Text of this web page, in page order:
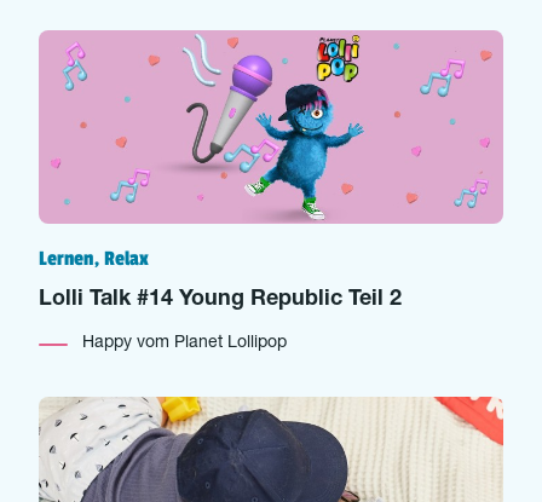
Lernen, Relax
Lolli Talk #14 Young Republic Teil 2
Happy vom Planet Lollipop